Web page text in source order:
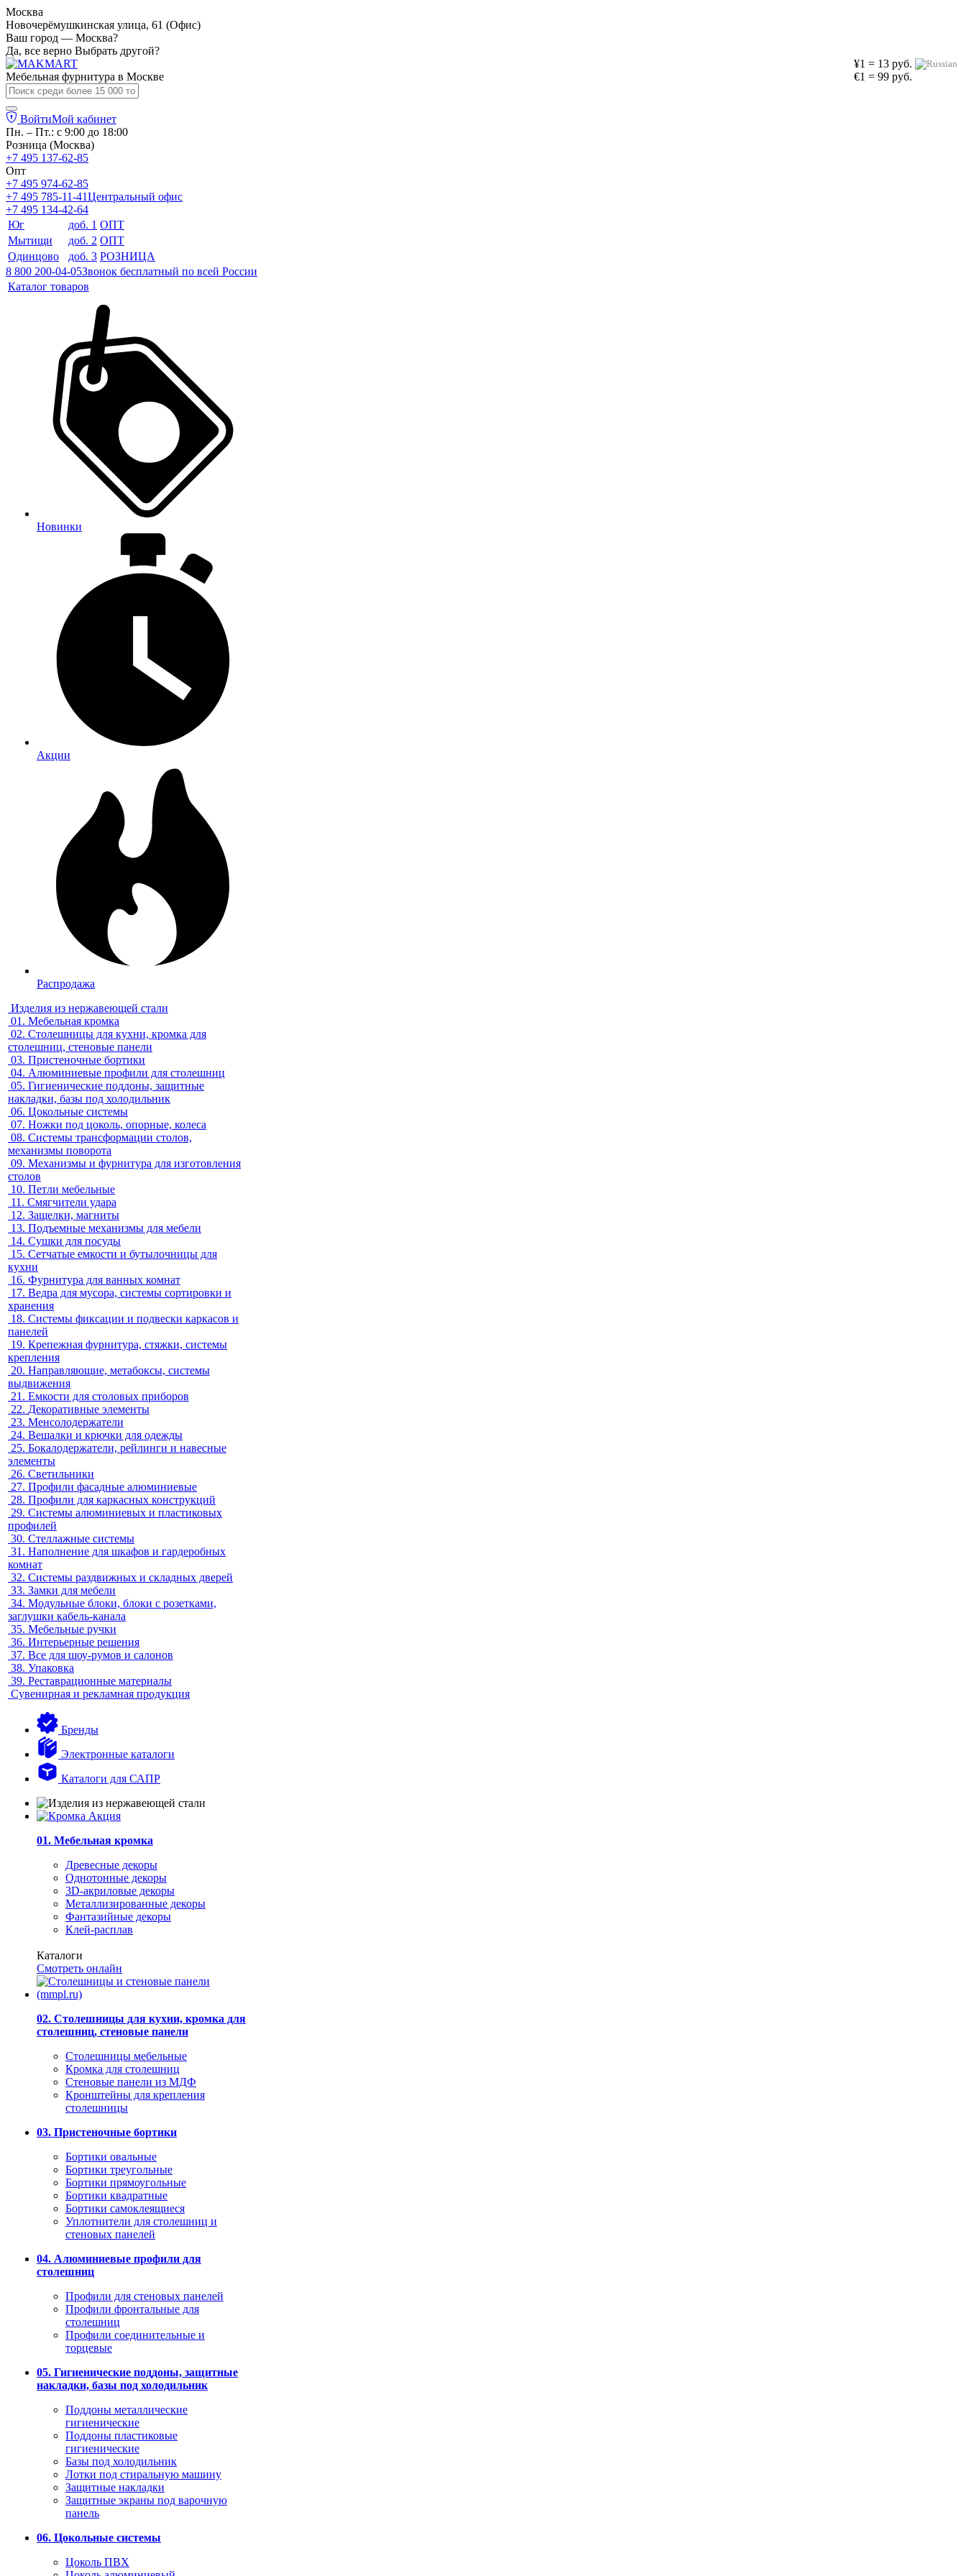
Москва
Новочерёмушкинская улица, 61 (Офис)
Ваш город — Москва?
Да, все верно Выбрать другой?
¥1 = 13 руб.
€1 = 99 руб.
Мебельная фурнитура в Москве
ВойтиМой кабинет
Пн. – Пт.: с 9:00 до 18:00
Розница (Москва)
+7 495 137-62-85
Опт
+7 495 974-62-85
+7 495 785-11-41Центральный офис
+7 495 134-42-64
Юг
доб. 1 ОПТ
Мытищи
доб. 2 ОПТ
Одинцово
доб. 3 РОЗНИЦА
8 800 200-04-05Звонок бесплатный по всей России
Каталог товаров
Новинки
Акции
Распродажа
Изделия из нержавеющей стали
01. Мебельная кромка
02. Столешницы для кухни, кромка для
столешниц, стеновые панели
03. Пристеночные бортики
04. Алюминиевые профили для столешниц
05. Гигиенические поддоны, защитные
накладки, базы под холодильник
06. Цокольные системы
07. Ножки под цоколь, опорные, колеса
08. Системы трансформации столов,
механизмы поворота
09. Механизмы и фурнитура для изготовления
столов
10. Петли мебельные
11. Смягчители удара
12. Защелки, магниты
13. Подъемные механизмы для мебели
14. Сушки для посуды
15. Сетчатые емкости и бутылочницы для
кухни
16. Фурнитура для ванных комнат
17. Ведра для мусора, системы сортировки и
хранения
18. Системы фиксации и подвески каркасов и
панелей
19. Крепежная фурнитура, стяжки, системы
крепления
20. Направляющие, метабоксы, системы
выдвижения
21. Емкости для столовых приборов
22. Декоративные элементы
23. Менсолодержатели
24. Вешалки и крючки для одежды
25. Бокалодержатели, рейлинги и навесные
элементы
26. Светильники
27. Профили фасадные алюминиевые
28. Профили для каркасных конструкций
29. Системы алюминиевых и пластиковых
профилей
30. Стеллажные системы
31. Наполнение для шкафов и гардеробных
комнат
32. Системы раздвижных и складных дверей
33. Замки для мебели
34. Модульные блоки, блоки с розетками,
заглушки кабель-канала
35. Мебельные ручки
36. Интерьерные решения
37. Все для шоу-румов и салонов
38. Упаковка
39. Реставрационные материалы
Сувенирная и рекламная продукция
Бренды
Электронные каталоги
Каталоги для САПР
01. Мебельная кромка
Древесные декоры
Однотонные декоры
3D-акриловые декоры
Металлизированные декоры
Фантазийные декоры
Клей-расплав
Каталоги
Смотреть онлайн
02. Столешницы для кухни, кромка для
столешниц, стеновые панели
Столешницы мебельные
Кромка для столешниц
Стеновые панели из МДФ
Кронштейны для крепления
столешницы
03. Пристеночные бортики
Бортики овальные
Бортики треугольные
Бортики прямоугольные
Бортики квадратные
Бортики самоклеящиеся
Уплотнители для столешниц и
стеновых панелей
04. Алюминиевые профили для
столешниц
Профили для стеновых панелей
Профили фронтальные для
столешниц
Профили соединительные и
торцевые
05. Гигиенические поддоны, защитные
накладки, базы под холодильник
Поддоны металлические
гигиенические
Поддоны пластиковые
гигиенические
Базы под холодильник
Лотки под стиральную машину
Защитные накладки
Защитные экраны под варочную
панель
06. Цокольные системы
Цоколь ПВХ